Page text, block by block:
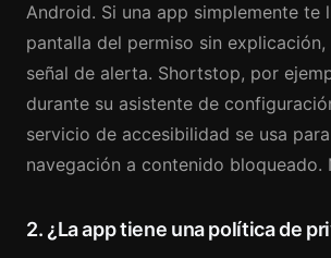
Android. Si una app simplemente te
pantalla del permiso sin explicación,
señal de alerta. Shortstop, por
durante su asistente de
servicio de accesibilidad se usa
navegación a contenido bloqueado.
2. ¿La app tiene una política de